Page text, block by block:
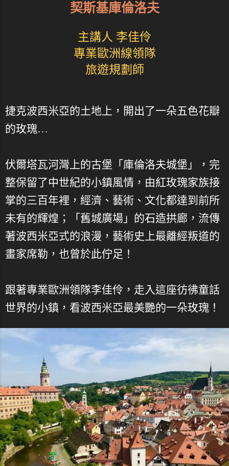
契斯基庫倫洛夫
主講人 李佳伶
專業歐洲線領隊
旅遊規劃師
捷克波西米亞的土地上，開出了一朵五色花瓣
的玫瑰…
伏爾塔瓦河灣上的古堡「庫倫洛夫城堡」，完
整保留了中世紀的小鎮風情，由紅玫瑰家族接
掌的三百年裡，經濟、藝術、文化都達到前所
未有的輝煌；「舊城廣場」的石造拱廊，流傳
著波西米亞式的浪漫，藝術史上最離經叛道的
畫家席勒，也曾於此佇足！
跟著專業歐洲領隊李佳伶，走入這座彷彿童話
世界的小鎮，看波西米亞最美艷的一朵玫瑰！